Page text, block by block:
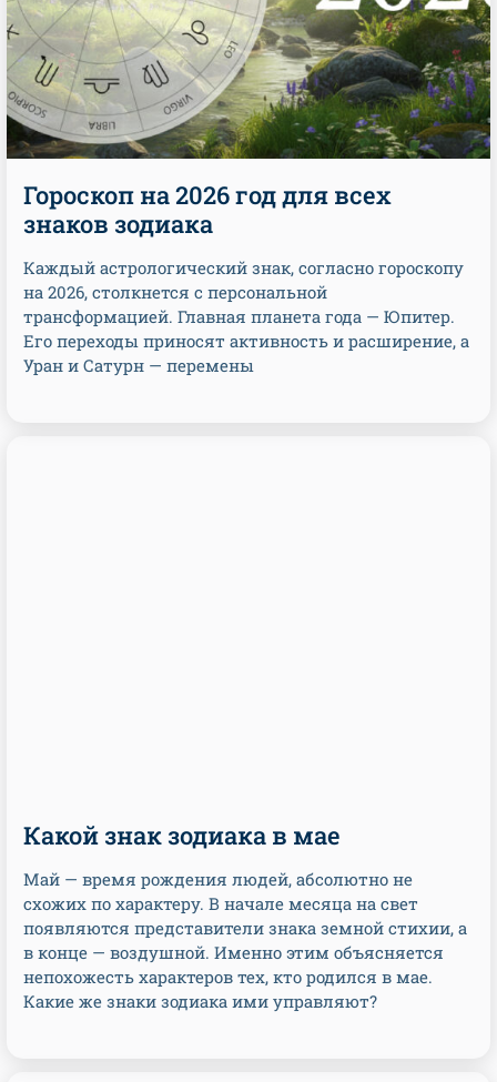
Гороскоп на 2026 год для всех
знаков зодиака
Каждый астрологический знак, согласно гороскопу
на 2026, столкнется с персональной
трансформацией. Главная планета года — Юпитер.
Его переходы приносят активность и расширение, а
Уран и Сатурн — перемены
Какой знак зодиака в мае
Май — время рождения людей, абсолютно не
схожих по характеру. В начале месяца на свет
появляются представители знака земной стихии, а
в конце — воздушной. Именно этим объясняется
непохожесть характеров тех, кто родился в мае.
Какие же знаки зодиака ими управляют?